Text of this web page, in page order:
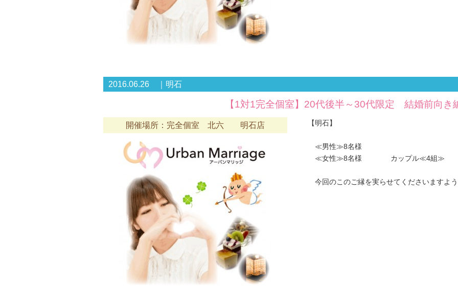
2016.06.26 ｜明石
【1対1完全個室】20代後半～30代限定 結婚前向き
開催場所：完全個室 北六 明石店 【明石】
≪男性≫8名様
≪女性≫8名様 カップル≪4組≫
今回のこのご縁を実らせてくださいますよ